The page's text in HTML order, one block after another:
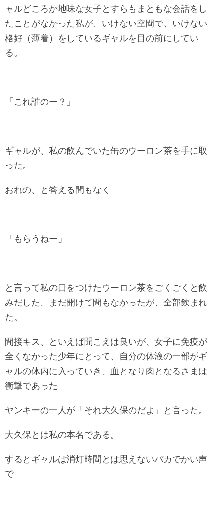
ャルどころか地味な女子とすらもまともな会話をし
たことがなかった私が、いけない空間で、いけない
格好（薄着）をしているギャルを目の前にしてい
る。
「これ誰のー？」
ギャルが、私の飲んでいた缶のウーロン茶を手に取
った。
おれの、と答える間もなく
「もらうねー」
と言って私の口をつけたウーロン茶をごくごくと飲
みだした。まだ開けて間もなかったが、全部飲まれ
た。
間接キス、といえば聞こえは良いが、女子に免疫が
全くなかった少年にとって、自分の体液の一部がギ
ャルの体内に入っていき、血となり肉となるさまは
衝撃であった
ヤンキーの一人が「それ大久保のだよ」と言った。
大久保とは私の本名である。
するとギャルは消灯時間とは思えないバカでかい声
で